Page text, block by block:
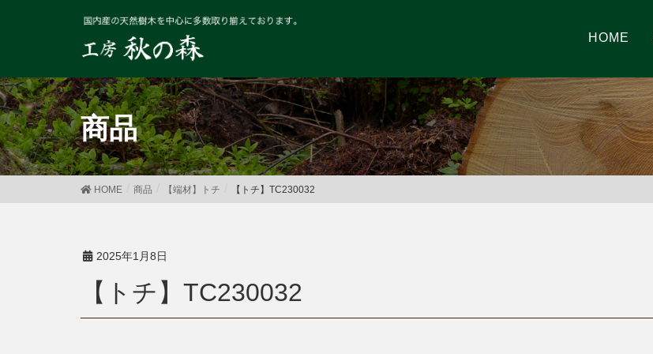
HOME
商品
HOME 商品 【端材】トチ 【トチ】TC230032
2025年1月8日
【トチ】TC230032